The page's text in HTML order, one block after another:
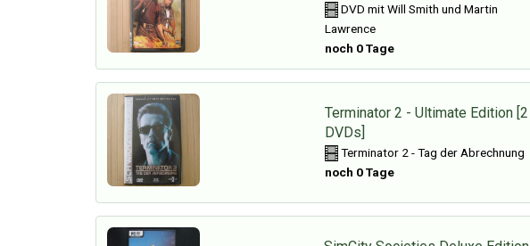
DVD mit Will Smith und Martin
Lawrence
noch 0 Tage
Terminator 2 - Ultimate Edition [2
DVDs]
Terminator 2 - Tag der Abrechnung
noch 0 Tage